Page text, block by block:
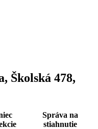
Školská 478,
Správa na
stiahnutie